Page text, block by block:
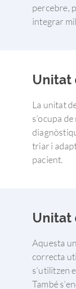
percebre,
integrar
Unitat
La unitat
s’ocupa
triar i
pacient.
Unitat
Aquesta
correcta
s’utilitzen
També